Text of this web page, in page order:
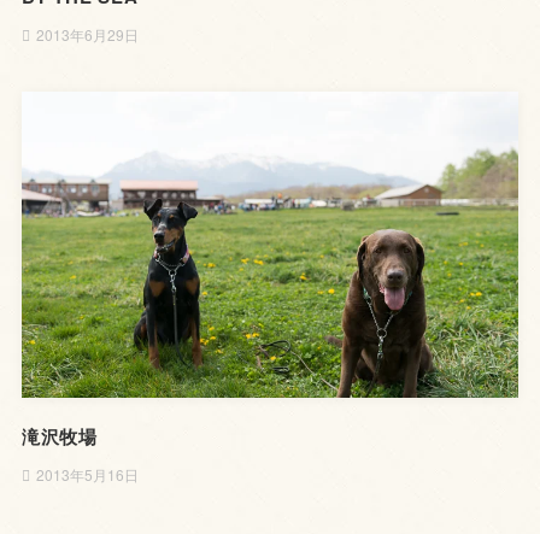
2013年6月29日
滝沢牧場
2013年5月16日